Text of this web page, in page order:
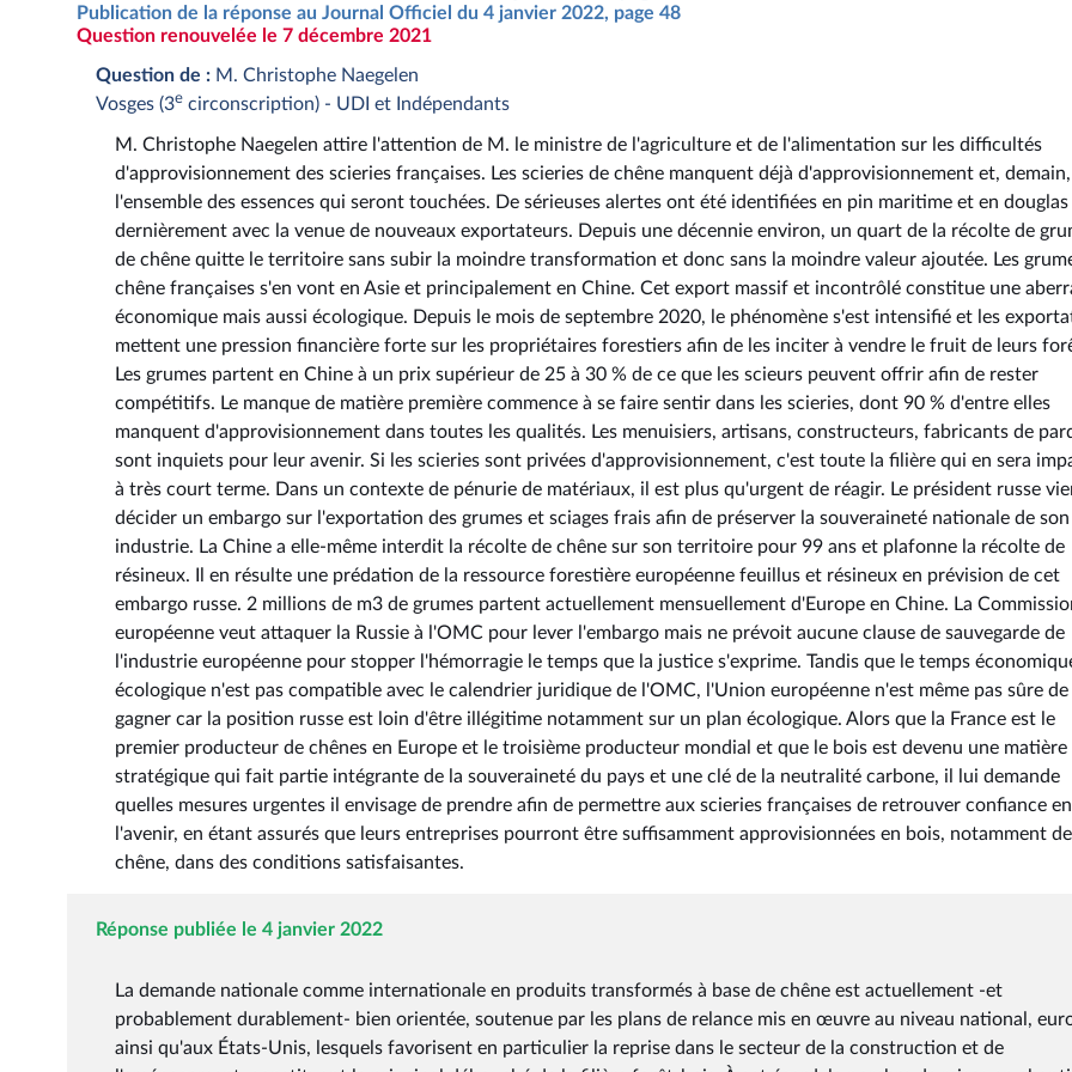
Publication de la réponse au Journal Officiel du 4 janvier 2022, page 48
Question renouvelée le 7 décembre 2021
Question de : M. Christophe Naegelen
Vosges (3e circonscription) - UDI et Indépendants
M. Christophe Naegelen attire l'attention de M. le ministre de l'agriculture et de l'alimentation sur les difficultés
d'approvisionnement des scieries françaises. Les scieries de chêne manquent déjà d'approvisionnement et,
l'ensemble des essences qui seront touchées. De sérieuses alertes ont été identifiées en pin maritime et en douglas
dernièrement avec la venue de nouveaux exportateurs. Depuis une décennie environ, un quart de la récolte de
de chêne quitte le territoire sans subir la moindre transformation et donc sans la moindre valeur ajoutée. Les
chêne françaises s'en vont en Asie et principalement en Chine. Cet export massif et incontrôlé constitue une
économique mais aussi écologique. Depuis le mois de septembre 2020, le phénomène s'est intensifié et les
mettent une pression financière forte sur les propriétaires forestiers afin de les inciter à vendre le fruit de leurs
Les grumes partent en Chine à un prix supérieur de 25 à 30 % de ce que les scieurs peuvent offrir afin de rester
compétitifs. Le manque de matière première commence à se faire sentir dans les scieries, dont 90 % d'entre elles
manquent d'approvisionnement dans toutes les qualités. Les menuisiers, artisans, constructeurs, fabricants de
sont inquiets pour leur avenir. Si les scieries sont privées d'approvisionnement, c'est toute la filière qui en sera
à très court terme. Dans un contexte de pénurie de matériaux, il est plus qu'urgent de réagir. Le président russe
décider un embargo sur l'exportation des grumes et sciages frais afin de préserver la souveraineté nationale de son
industrie. La Chine a elle-même interdit la récolte de chêne sur son territoire pour 99 ans et plafonne la récolte de
résineux. Il en résulte une prédation de la ressource forestière européenne feuillus et résineux en prévision de cet
embargo russe. 2 millions de m3 de grumes partent actuellement mensuellement d'Europe en Chine. La
européenne veut attaquer la Russie à l'OMC pour lever l'embargo mais ne prévoit aucune clause de sauvegarde de
l'industrie européenne pour stopper l'hémorragie le temps que la justice s'exprime. Tandis que le temps
écologique n'est pas compatible avec le calendrier juridique de l'OMC, l'Union européenne n'est même pas sûre de
gagner car la position russe est loin d'être illégitime notamment sur un plan écologique. Alors que la France est le
premier producteur de chênes en Europe et le troisième producteur mondial et que le bois est devenu une matière
stratégique qui fait partie intégrante de la souveraineté du pays et une clé de la neutralité carbone, il lui demande
quelles mesures urgentes il envisage de prendre afin de permettre aux scieries françaises de retrouver confiance en
l'avenir, en étant assurés que leurs entreprises pourront être suffisamment approvisionnées en bois, notamment de
chêne, dans des conditions satisfaisantes.
Réponse publiée le 4 janvier 2022
La demande nationale comme internationale en produits transformés à base de chêne est actuellement -et
probablement durablement- bien orientée, soutenue par les plans de relance mis en œuvre au niveau national,
ainsi qu'aux États-Unis, lesquels favorisent en particulier la reprise dans le secteur de la construction et de